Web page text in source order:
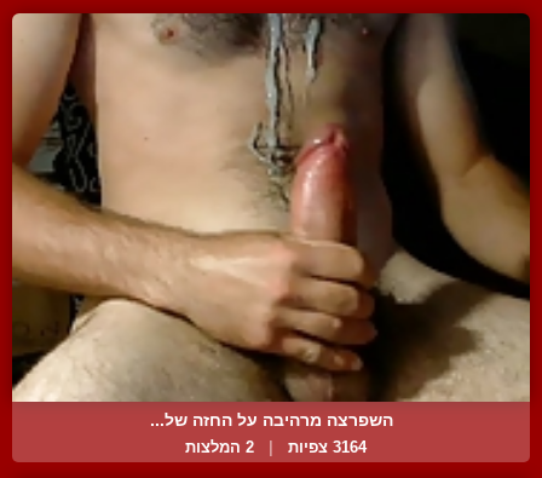
השפרצה מרהיבה על החזה של...
3164 צפיות 2 המלצות